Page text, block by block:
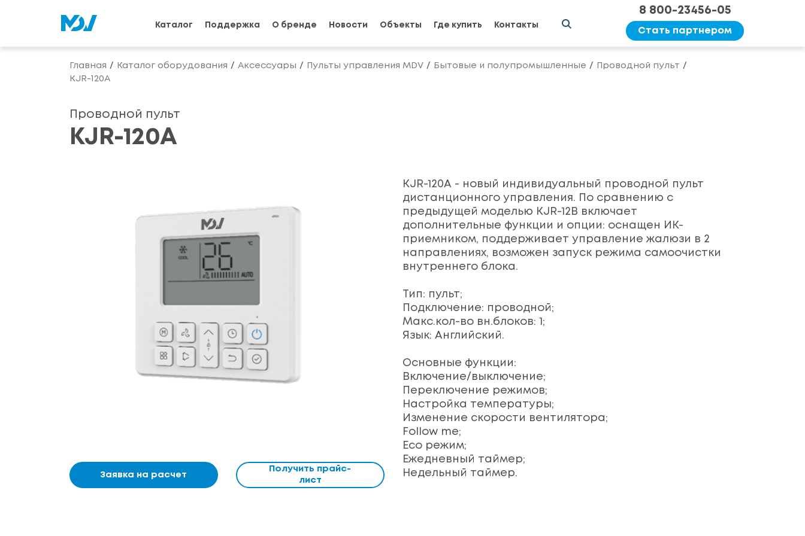
Каталог Поддержка О бренде Новости Объекты Где купить Контакты
8 800-23456-05
Стать партнером
Главная Каталог оборудования Аксессуары Пульты управления MDV Бытовые и полупромышленные
Проводной пульт
KJR-120A
Проводной пульт
KJR-120A
Заявка на расчет
Получить прайс-
лист
KJR-120A - новый индивидуальный проводной пульт
дистанционного управления. По сравнению с
предыдущей моделью KJR-12B включает
дополнительные функции и опции: оснащен ИК-
приемником, поддерживает управление жалюзи в 2
направлениях, возможен запуск режима самоочистки
внутреннего блока.
Тип: пульт;
Подключение: проводной;
Макс.кол-во вн.блоков: 1;
Язык: Английский.
Основные функции:
Включение/выключение;
Переключение режимов;
Настройка температуры;
Изменение скорости вентилятора;
Follow me;
Eco режим;
Ежедневный таймер;
Недельный таймер.